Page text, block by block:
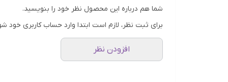
شما هم درباره این محصول نظر خود را بنویسید.
برای ثبت نظر، لازم است ابتدا وارد حساب کاربری خود
افزودن نظر